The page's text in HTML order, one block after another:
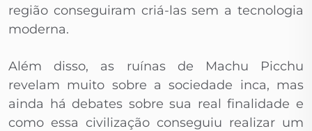
região conseguiram criá-las sem a tecnologia
moderna.
Além disso, as ruínas de Machu Picchu
revelam muito sobre a sociedade inca, mas
ainda há debates sobre sua real finalidade e
como essa civilização conseguiu realizar um